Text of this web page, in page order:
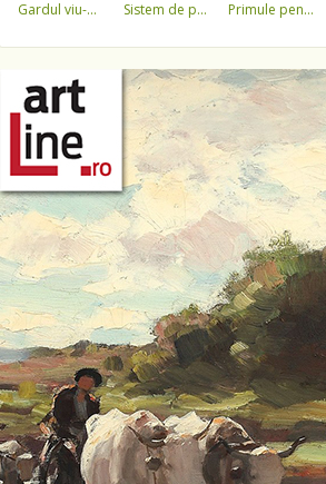
gardul viu-minune! sistem de pulverizare a apei primule pentru 1 martie 3,5 lei / ghiveci !!!!